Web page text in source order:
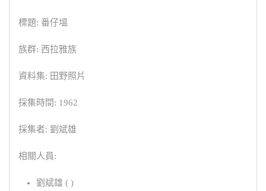
標題: 番仔塭
族群: 西拉雅族
資料集: 田野照片
採集時間: 1962
採集者: 劉斌雄
相關人員:
劉斌雄 ( )